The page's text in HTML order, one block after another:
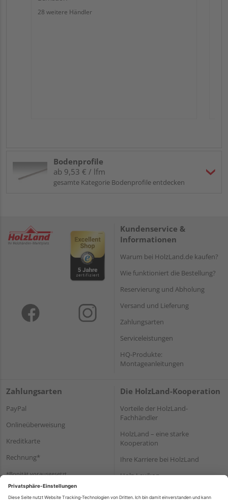
28 weitere Händler
Bodenprofile
ab 9,53 € / lfm
gesamte Kategorie Bodenprofile entdecken
Kundenservice &
Informationen
Warum bei HolzLand.de kaufen?
Wie funktioniert die Bestellung?
Reservierung und Abholung
Versand und Lieferung
Zahlungsarten
Serviceleistungen
HQ-Produkte:
Montageanleitungen
Zahlungsarten
PayPal
Onlineüberweisung
Kreditkarte
Rechnung*
*Bonität vorausgesetzt
Die HolzLand-Kooperation
Vorteile der HolzLand-
Fachhändler
HolzLand – eine starke
Kooperation
Ihre Karriere bei HolzLand
Holz-Lexikon